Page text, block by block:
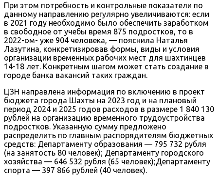
При этом потребность и контрольные показатели по
данному направлению регулярно увеличиваются: если
в 2021 году необходимо было обеспечить заработком
в свободное от учебы время 875 подростков, то в
2022-ом- уже 904 человека, — пояснила Наталья
Лазутина, конкретизировав формы, виды и условия
организации временных рабочих мест для шахтинцев
14-18 лет. Конкретным шагом может стать создание в
городе банка вакансий таких граждан.
ЦЗН направлена информация по включению в проект
бюджета города Шахты на 2023 год и на плановый
период 2024 и 2025 годов расходов в размере 1 840 130
рублей на организацию временного трудоустройства
подростков. Указанную сумму предложено
распределить по главным распорядителям бюджетных
средств: Департаменту образования — 795 732 рубля
(на занятость 80 человек); Департаменту городского
хозяйства — 646 532 рубля (65 человек);Департаменту
спорта — 397 866 рублей (40 человек).